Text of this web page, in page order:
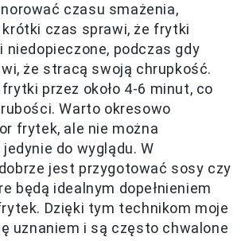
czasu smażenia,
czas sprawi, że frytki
niedopieczone, podczas gdy
że stracą swoją chrupkość.
przez około 4-6 minut, co
Warto okresowo
frytek, ale nie można
do wyglądu. W
jest przygotować sosy czy
będą idealnym dopełnieniem
Dzięki tym technikom moje
uznaniem i są często chwalone